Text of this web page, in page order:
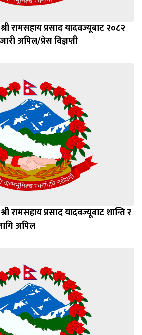
श्री रामसहाय प्रसाद यादवज्यूबाट २०८२
अपिल/प्रेस विज्ञप्ती
रामसहाय प्रसाद यादवज्यूबाट शान्ति र
अपिल